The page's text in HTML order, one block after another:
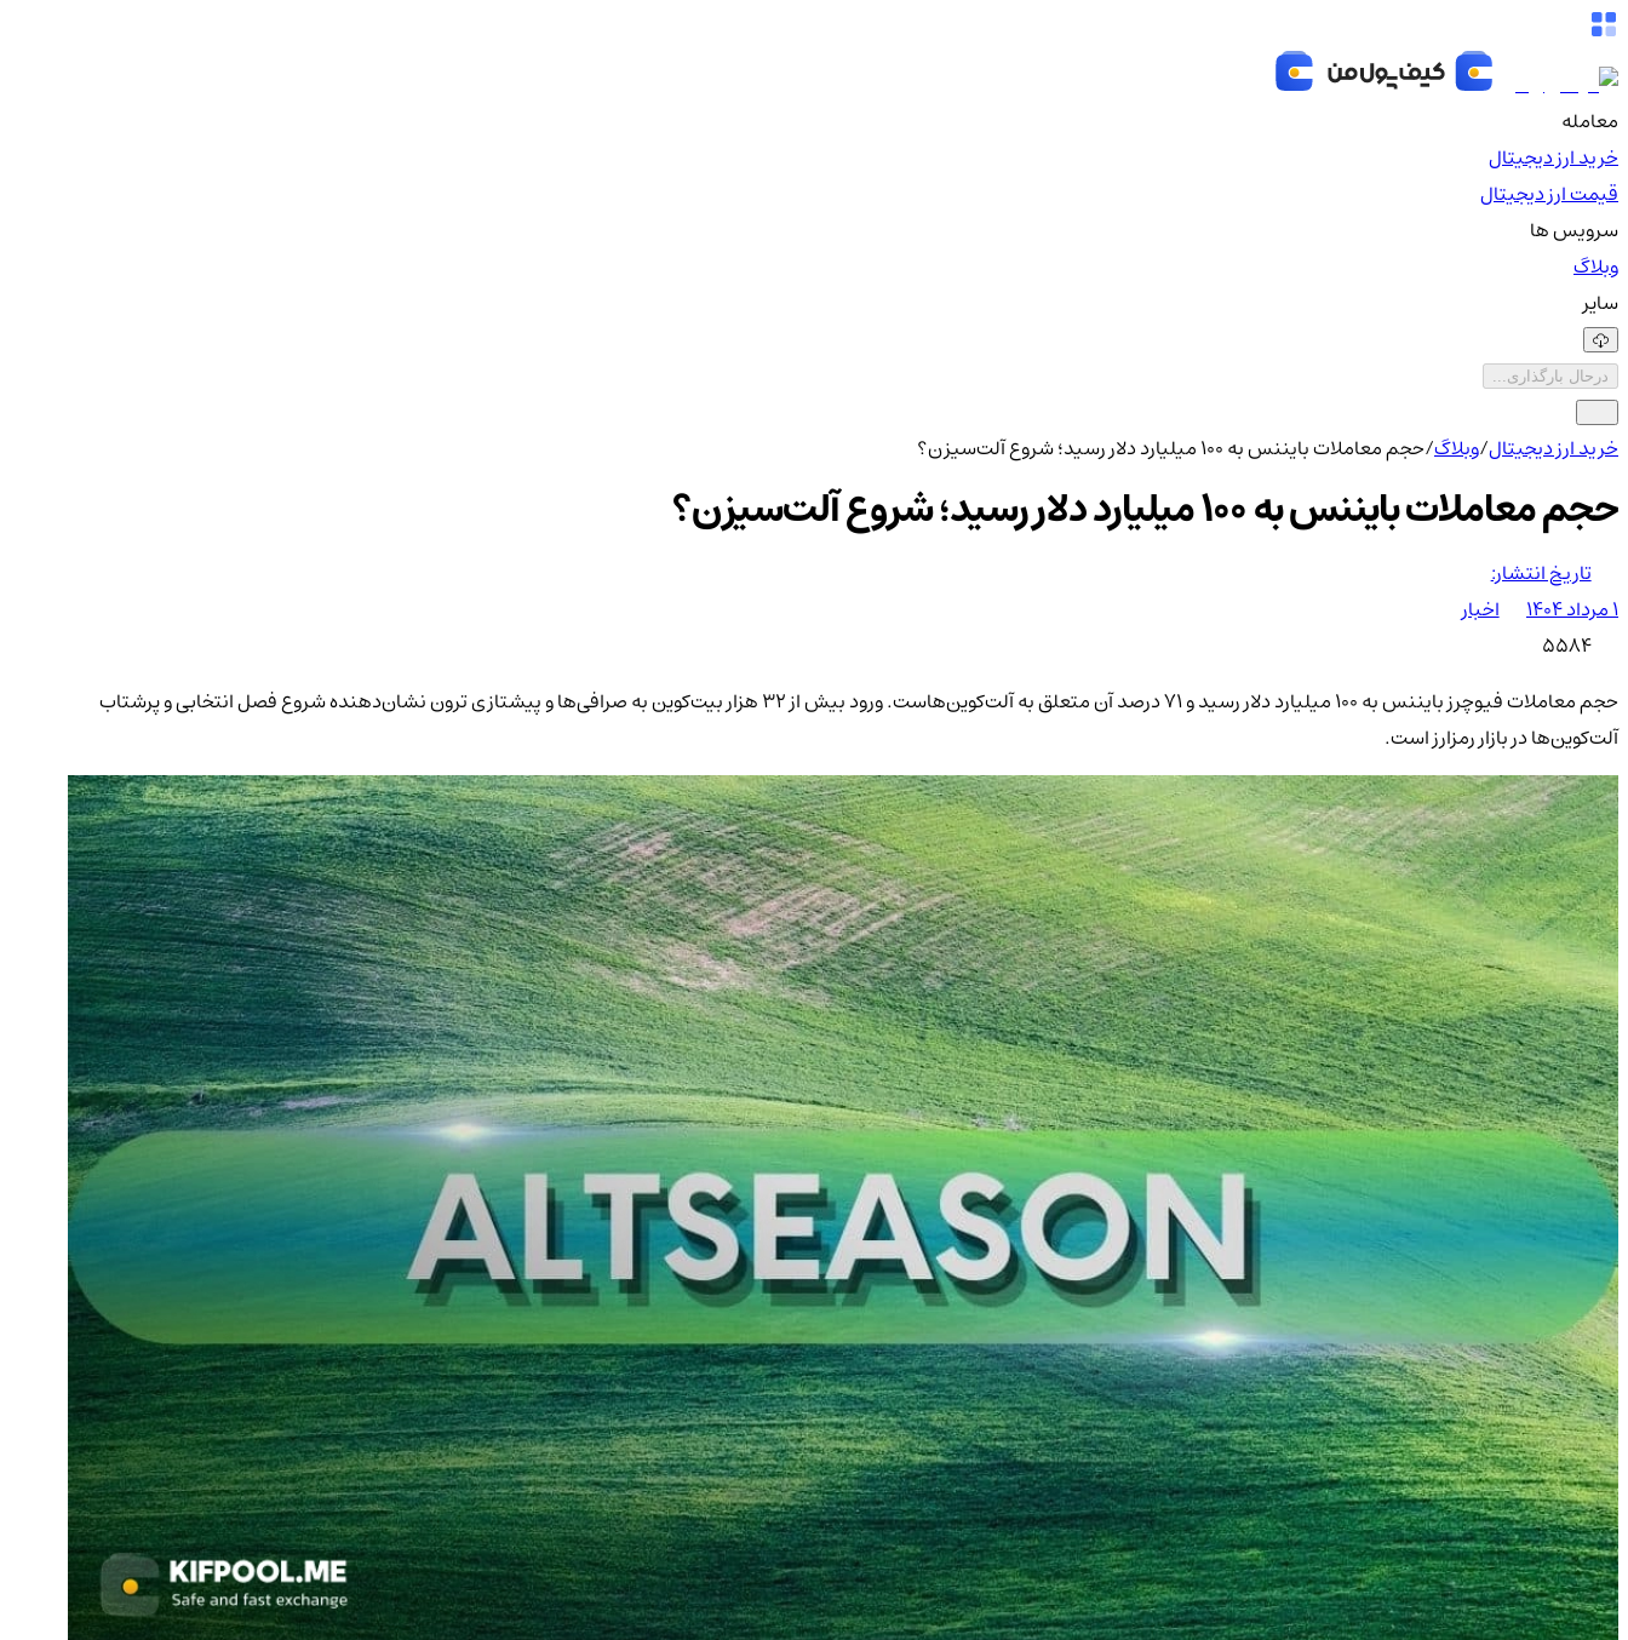
معامله
خرید ارز دیجیتال
قیمت ارز دیجیتال
سرویس ها
وبلاگ
سایر
درحال بارگذاری...
خرید ارز دیجیتال/وبلاگ/حجم معاملات بایننس به ۱۰۰ میلیارد دلار رسید؛ شروع آلت‌سیزن؟
حجم معاملات بایننس به ۱۰۰ میلیارد دلار رسید؛ شروع آلت‌سیزن؟
تاریخ انتشار:
۱ مرداد ۱۴۰۴
اخبار
5584
حجم معاملات فیوچرز بایننس به ۱۰۰ میلیارد دلار رسید و ۷۱ درصد آن متعلق به آلت‌کوین‌هاست. ورود بیش از ۳۲ هزار بیت‌کوین به صرافی‌ها و پیشتازی ترون نشان‌دهنده شروع فصل انتخابی و پرشتاب
آلت‌کوین‌ها در بازار رمزارز است.